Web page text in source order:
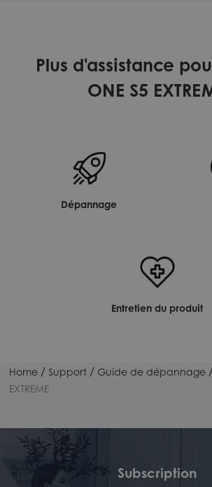
Plus d'assistance
ONE S5
Dépannage
Entretien du produit
Home / Support / Guide de dépannage
EXTREME
Subscription